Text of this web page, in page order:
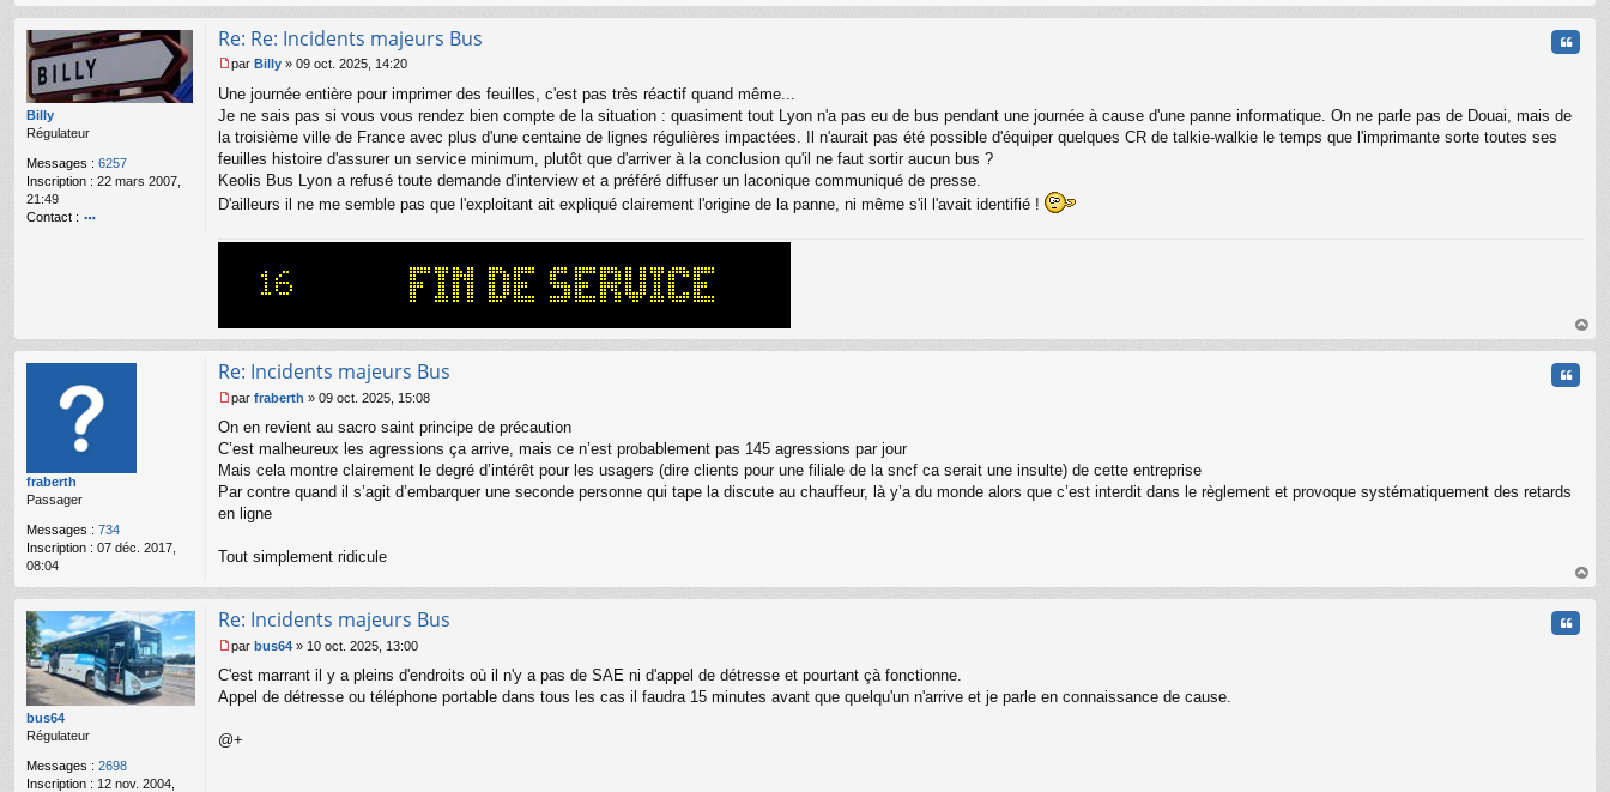
l
au
Billy
Régulateur
Messages : 6257
Inscription : 22 mars 2007,
21:49
Contact :
Re: Re: Incidents majeurs Bus
e
s
s
g
e
n
n
par Billy » 09 oct. 2025, 14:20
Une journée entière pour imprimer des feuilles, c'est pas très réactif quand même...
Je ne sais pas si vous vous rendez bien compte de la situation : quasiment tout Lyon n'a pas eu de bus pendant une journée à cause d'une panne informatique. On ne parle pas de Douai, mais de
la troisième ville de France avec plus d'une centaine de lignes régulières impactées. Il n'aurait pas été possible d'équiper quelques CR de talkie-walkie le temps que l'imprimante sorte toutes ses
feuilles histoire d'assurer un service minimum, plutôt que d'arriver à la conclusion qu'il ne faut sortir aucun bus ?
Keolis Bus Lyon a refusé toute demande d'interview et a préféré diffuser un laconique communiqué de presse.
D'ailleurs il ne me semble pas que l'exploitant ait expliqué clairement l'origine de la panne, ni même s'il l'avait identifié !
au
fraberth
Passager
Messages : 734
Inscription : 07 déc. 2017,
08:04
Re: Incidents majeurs Bus
e
s
s
g
e
o
l
par fraberth » 09 oct. 2025, 15:08
On en revient au sacro saint principe de précaution
C’est malheureux les agressions ça arrive, mais ce n’est probablement pas 145 agressions par jour
Mais cela montre clairement le degré d’intérêt pour les usagers (dire clients pour une filiale de la sncf ca serait une insulte) de cette entreprise
Par contre quand il s’agit d’embarquer une seconde personne qui tape la discute au chauffeur, là y’a du monde alors que c’est interdit dans le règlement et provoque systématiquement des retards
en ligne
Tout simplement ridicule
au
bus64
Régulateur
Messages : 2698
Inscription : 12 nov. 2004,
Re: Incidents majeurs Bus
e
s
g
par bus64 » 10 oct. 2025, 13:00
C'est marrant il y a pleins d'endroits où il n'y a pas de SAE ni d'appel de détresse et pourtant çà fonctionne.
Appel de détresse ou téléphone portable dans tous les cas il faudra 15 minutes avant que quelqu'un n'arrive et je parle en connaissance de cause.
@+